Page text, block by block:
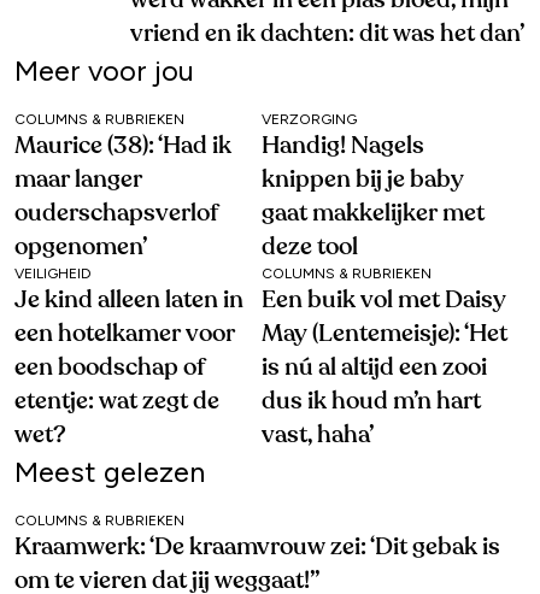
vriend en ik dachten: dit was het dan’
Meer voor jou
COLUMNS & RUBRIEKEN
Maurice (38): ‘Had ik
maar langer
ouderschapsverlof
opgenomen’
VERZORGING
Handig! Nagels
knippen bij je baby
gaat makkelijker met
deze tool
VEILIGHEID
Je kind alleen laten in
een hotelkamer voor
een boodschap of
etentje: wat zegt de
wet?
COLUMNS & RUBRIEKEN
Een buik vol met Daisy
May (Lentemeisje): ‘Het
is nú al altijd een zooi
dus ik houd m’n hart
vast, haha’
Meest gelezen
COLUMNS & RUBRIEKEN
Kraamwerk: ‘De kraamvrouw zei: ‘Dit gebak is
om te vieren dat jij weggaat!’’